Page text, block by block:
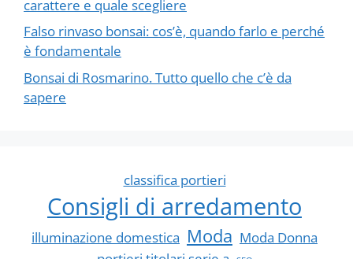
carattere e quale scegliere
Falso rinvaso bonsai: cos’è, quando farlo e perché
è fondamentale
Bonsai di Rosmarino. Tutto quello che c’è da
sapere
classifica portieri
Consigli di arredamento
illuminazione domestica Moda Moda Donna